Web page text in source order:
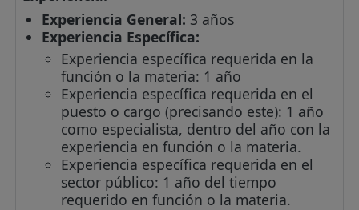
Experiencia General: 3 años
Experiencia Específica:
Experiencia específica requerida en la
función o la materia: 1 año
Experiencia específica requerida en el
puesto o cargo (precisando este): 1 año
como especialista, dentro del año con la
experiencia en función o la materia.
Experiencia específica requerida en el
sector público: 1 año del tiempo
requerido en función o la materia.